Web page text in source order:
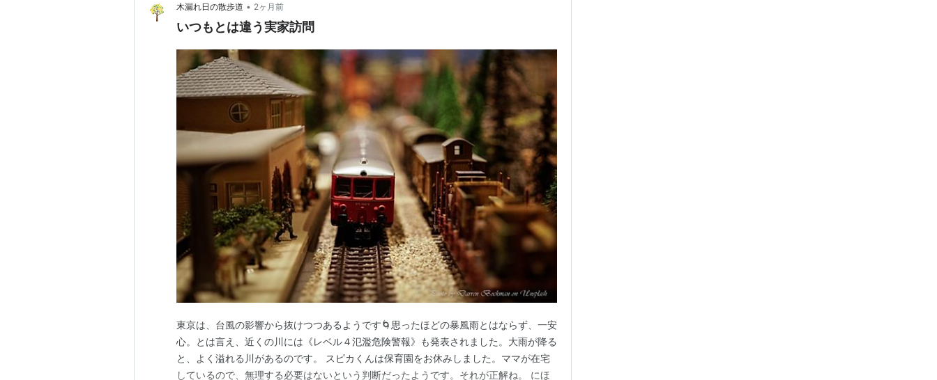
木漏れ日の散歩道 • 2ヶ月前
いつもとは違う実家訪問
東京は、台風の影響から抜けつつあるようです🌀思ったほどの暴風雨とはならず、一安
心。とは言え、近くの川には《レベル４氾濫危険警報》も発表されました。大雨が降る
と、よく溢れる川があるのです。 スピカくんは保育園をお休みしました。ママが在宅
しているので、無理する必要はないという判断だったようです。それが正解ね。 にほ